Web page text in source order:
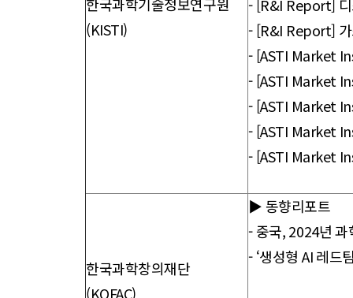
(KISTI)
- [R&I Report] 디
- [R&I Report] 가
-[ASTI Market
- [ASTI Market
- [ASTI Market
- [ASTI Market
- [ASTI Market
한국과학창의재단
(KOFAC)
▶ 동향리포트
-중국, 2024년
-‘생성형 AI 레드